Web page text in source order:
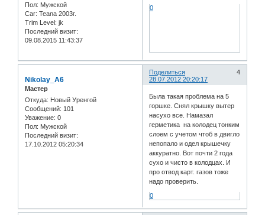
Пол: Мужской
Car: Teana 2003г.
Trim Level: jk
Последний визит:
09.08.2015 11:43:37
0
Поделиться
4
28.07.2012 20:20:17
Nikolay_A6
Мастер
Откуда: Новый Уренгой
Сообщений: 101
Уважение: 0
Пол: Мужской
Последний визит:
17.10.2012 05:20:34
Была такая проблема на 5
горшке. Снял крышку вытер
насухо все. Намазал
герметика на колодец тонким
слоем с учетом чтоб в двигло
непопало и одел крышечку
аккуратно. Вот почти 2 года
сухо и чисто в колодцах. И
про отвод карт. газов тоже
надо проверить.
0